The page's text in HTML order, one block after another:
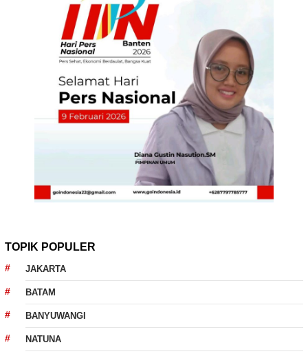
TOPIK POPULER
JAKARTA
BATAM
BANYUWANGI
NATUNA